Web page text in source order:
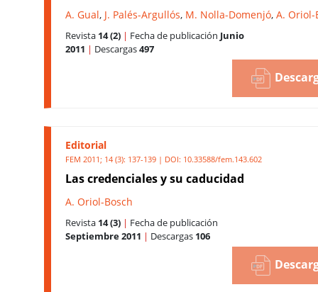
A. Gual, J. Palés-Argullós, M. Nolla-Domenjó, A. Oriol-
Revista 14 (2) | Fecha de publicación Junio
2011 | Descargas497
Editorial
FEM 2011; 14 (3): 137-139 | DOI: 10.33588/fem.143.602
Las credenciales y su caducidad
A. Oriol-Bosch
Revista 14 (3) | Fecha de publicación
Septiembre 2011 | Descargas 106